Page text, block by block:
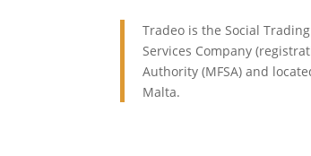
Tradeo is the Social
Services Company
Authority (MFSA) and
Malta.